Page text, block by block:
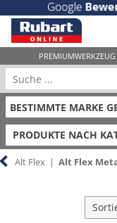
PRODUKTE NACH
Alt Flex |Alt Flex